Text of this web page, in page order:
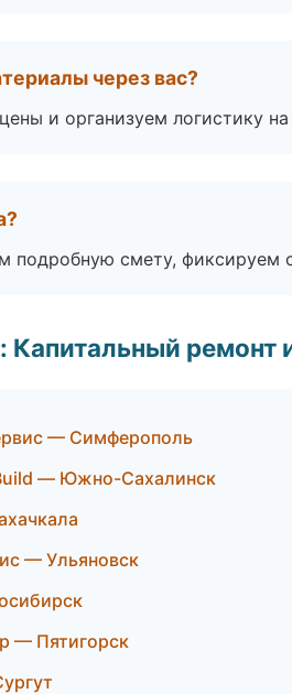
через вас?
и организуем логистику на
подробную смету, фиксируем
ремонт
— Симферополь
— Южно-Сахалинск
— Ульяновск
— Пятигорск